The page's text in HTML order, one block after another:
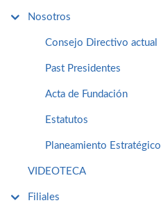
Nosotros
Consejo Directivo actual
Past Presidentes
Acta de Fundación
Estatutos
Planeamiento Estratégico
VIDEOTECA
Filiales